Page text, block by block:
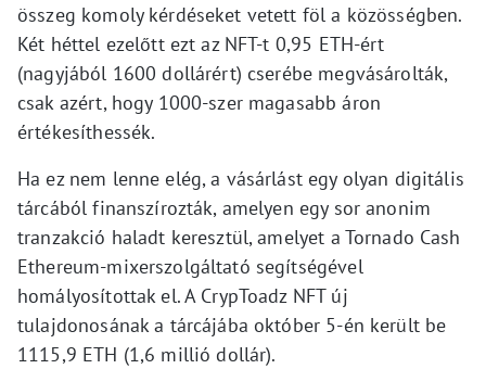
összeg komoly kérdéseket vetett föl a közösségben.
Két héttel ezelőtt ezt az NFT-t 0,95 ETH-ért
(nagyjából 1600 dollárért) cserébe megvásárolták,
csak azért, hogy 1000-szer magasabb áron
értékesíthessék.
Ha ez nem lenne elég, a vásárlást egy olyan digitális
tárcából finanszírozták, amelyen egy sor anonim
tranzakció haladt keresztül, amelyet a Tornado Cash
Ethereum-mixerszolgáltató segítségével
homályosítottak el. A CrypToadz NFT új
tulajdonosának a tárcájába október 5-én került be
1115,9 ETH (1,6 millió dollár).